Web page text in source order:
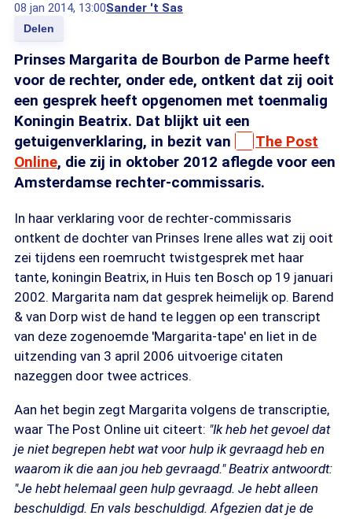
08 jan 2014, 13:00Sander 't Sas
Delen
Prinses Margarita de Bourbon de Parme heeft
voor de rechter, onder ede, ontkent dat zij ooit
een gesprek heeft opgenomen met toenmalig
Koningin Beatrix. Dat blijkt uit een
getuigenverklaring, in bezit van
The Post
Online, die zij in oktober 2012 aflegde voor een
Amsterdamse rechter-commissaris.
In haar verklaring voor de rechter-commissaris
ontkent de dochter van Prinses Irene alles wat zij ooit
zei tijdens een roemrucht twistgesprek met haar
tante, koningin Beatrix, in Huis ten Bosch op 19 januari
2002. Margarita nam dat gesprek heimelijk op. Barend
& van Dorp wist de hand te leggen op een transcript
van deze zogenoemde 'Margarita-tape' en liet in de
uitzending van 3 april 2006 uitvoerige citaten
nazeggen door twee actrices.
Aan het begin zegt Margarita volgens de transcriptie,
waar The Post Online uit citeert: "Ik heb het gevoel dat
je niet begrepen hebt wat voor hulp ik gevraagd heb en
waarom ik die aan jou heb gevraagd." Beatrix antwoordt:
"Je hebt helemaal geen hulp gevraagd. Je hebt alleen
beschuldigd. En vals beschuldigd. Afgezien dat je de